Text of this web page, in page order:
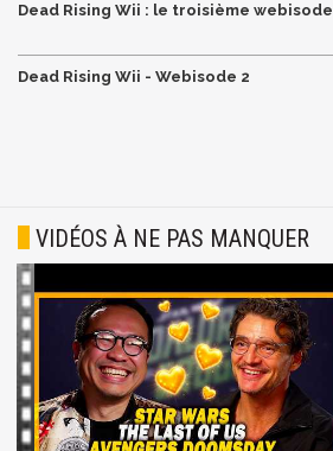
Dead Rising Wii : le troisième webisode
Dead Rising Wii - Webisode 2
VIDÉOS À NE PAS MANQUER